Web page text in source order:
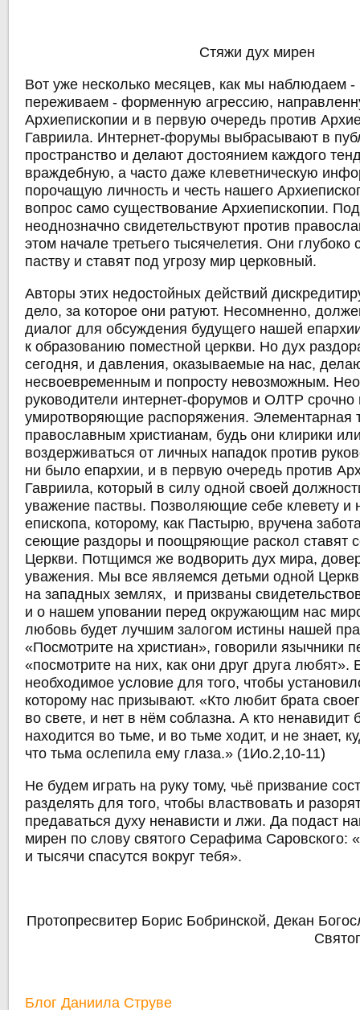
Стяжи дух мирен
Вот уже несколько месяцев, как мы наблюдаем -
переживаем - форменную агрессию,
Архиепископии и в первую очередь против
Гавриила. Интернет-форумы выбрасывают в
пространство и делают достоянием каждого
враждебную, а часто даже клеветническую
порочащую личность и честь нашего
вопрос само существование Архиепископии.
неоднозначно свидетельствуют против
этом начале третьего тысячелетия. Они
паству и ставят под угрозу мир церковный.
Авторы этих недостойных действий
дело, за которое они ратуют. Несомненно,
диалог для обсуждения будущего нашей
к образованию поместной церкви. Но дух
сегодня, и давления, оказываемые на нас,
несвоевременным и попросту невозможным.
руководители интернет-форумов и ОЛТР срочно
умиротворяющие распоряжения. Элементарная
православным христианам, будь они клирики
воздерживаться от личных нападок против
ни было епархии, и в первую очередь против
Гавриила, который в силу одной своей
уважение паствы. Позволяющие себе клевету и
епископа, которому, как Пастырю, вручена
сеющие раздоры и поощряющие раскол ставят
Церкви. Потщимся же водворить дух мира,
уважения. Мы все являемся детьми одной
на западных землях, и призваны
и о нашем уповании перед окружающим нас
любовь будет лучшим залогом истины нашей
«Посмотрите на христиан», говорили язычники
«посмотрите на них, как они друг друга любят».
необходимое условие для того, чтобы
которому нас призывают. «Кто любит брата
во свете, и нет в нём соблазна. А кто ненавидит
находится во тьме, и во тьме ходит, и не знает,
что тьма ослепила ему глаза.» (1Ио.2,10-11)
Не будем играть на руку тому, чьё призвание
разделять для того, чтобы властвовать и
предаваться духу ненависти и лжи. Да подаст
мирен по слову святого Серафима Саровского:
и тысячи спасутся вокруг тебя».
Протопресвитер Борис Бобринской, Декан
Блог Даниила Струве